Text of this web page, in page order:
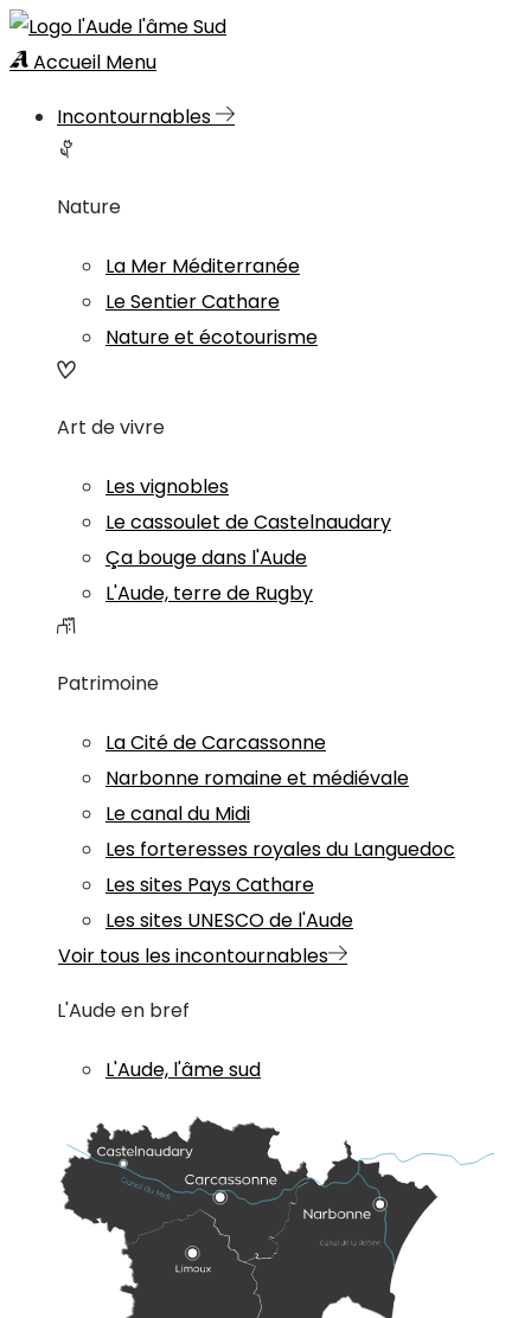
Accueil Menu
Incontournables
Nature
La Mer Méditerranée
Le Sentier Cathare
Nature et écotourisme
Art de vivre
Les vignobles
Le cassoulet de Castelnaudary
Ça bouge dans l'Aude
L'Aude, terre de Rugby
Patrimoine
La Cité de Carcassonne
Narbonne romaine et médiévale
Le canal du Midi
Les forteresses royales du Languedoc
Les sites Pays Cathare
Les sites UNESCO de l'Aude
Voir tous les incontournables
L'Aude en bref
L'Aude, l'âme sud